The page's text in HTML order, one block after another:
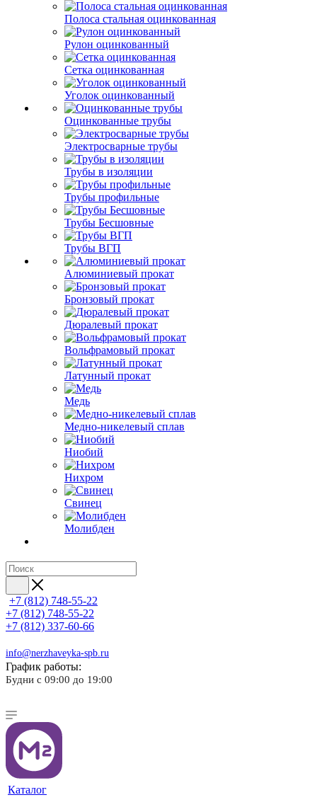
Полоса стальная оцинкованная
Рулон оцинкованный
Сетка оцинкованная
Уголок оцинкованный
Оцинкованные трубы
Электросварные трубы
Трубы в изоляции
Трубы профильные
Трубы Бесшовные
Трубы ВГП
Алюминиевый прокат
Бронзовый прокат
Дюралевый прокат
Вольфрамовый прокат
Латунный прокат
Медь
Медно-никелевый сплав
Ниобий
Нихром
Свинец
Молибден
+7 (812) 748-55-22
+7 (812) 748-55-22
+7 (812) 337-60-66
info@nerzhaveyka-spb.ru
График работы:
Будни с 09:00 до 19:00
Каталог